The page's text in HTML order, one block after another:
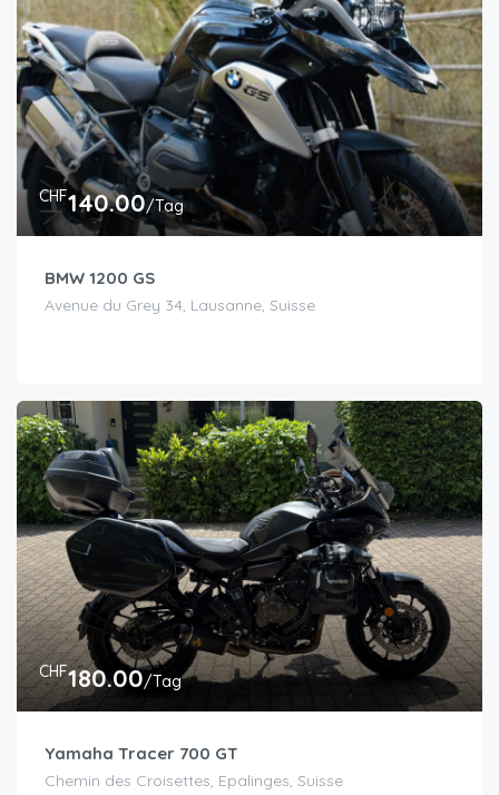
CHF140.00/Tag
BMW 1200 GS
Avenue du Grey 34, Lausanne, Suisse
CHF180.00/Tag
Yamaha Tracer 700 GT
Chemin des Croisettes, Epalinges, Suisse